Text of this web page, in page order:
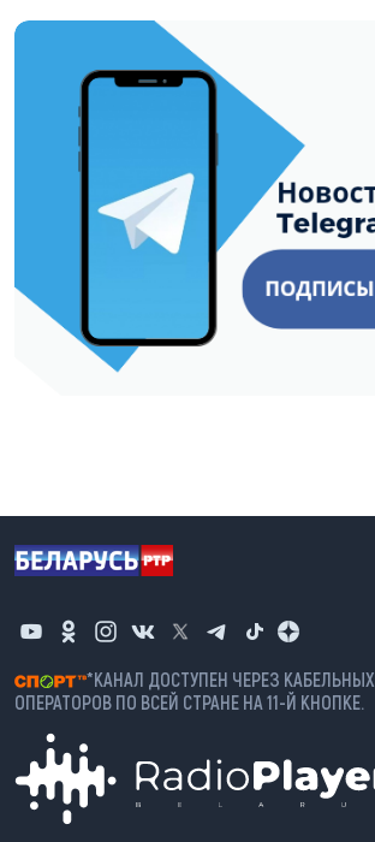
https://t.me/minskctvby
*КАНАЛ ДОСТУПЕН ЧЕРЕЗ КАБЕЛЬНЫХ
ОПЕРАТОРОВ ПО ВСЕЙ СТРАНЕ НА 11-Й КНОПКЕ.